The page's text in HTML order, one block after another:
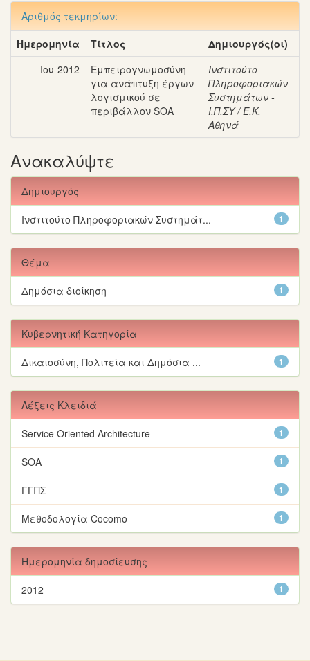
Αριθμός τεκμηρίων:
Ημερομηνία
Τίτλος
Δημιουργός(οι)
Ιου-2012
Εμπειρογνωμοσύνη
για ανάπτυξη έργων
λογισμικού σε
περιβάλλον SOA
Ινστιτούτο
Πληροφοριακών
Συστημάτων -
Ι.Π.ΣΥ / Ε.Κ.
Αθηνά
Ανακαλύψτε
Δημιουργός
1
Ινστιτούτο Πληροφοριακών Συστημάτ...
Θέμα
1
Δημόσια διοίκηση
Κυβερνητική Κατηγορία
1
Δικαιοσύνη, Πολιτεία και Δημόσια ...
Λέξεις Κλειδιά
1
Service Oriented Architecture
1
SOA
1
ΓΓΠΣ
1
Μεθοδολογία Cocomo
Ημερομηνία δημοσίευσης
1
2012